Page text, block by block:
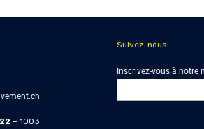
– 1003
Suivez-nous
Inscrivez-vous à notre